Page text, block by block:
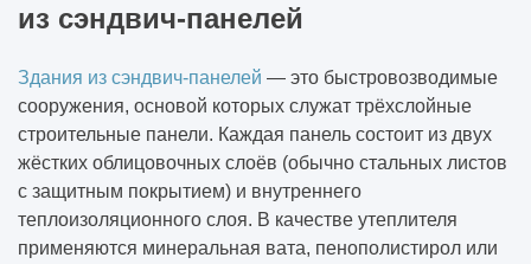
из сэндвич-панелей
Здания из сэндвич-панелей — это быстровозводимые
сооружения, основой которых служат трёхслойные
строительные панели. Каждая панель состоит из двух
жёстких облицовочных слоёв (обычно стальных листов
с защитным покрытием) и внутреннего
теплоизоляционного слоя. В качестве утеплителя
применяются минеральная вата, пенополистирол или